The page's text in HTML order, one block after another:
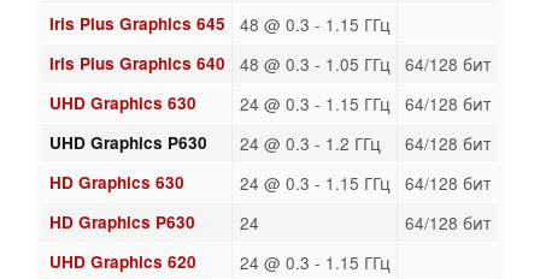
Iris Plus Graphics 645 48 @ 0.3 - 1.15 ГГц
Iris Plus Graphics 640 48 @ 0.3 - 1.05 ГГц 64/128 бит
UHD Graphics 630 24 @ 0.3 - 1.15 ГГц 64/128 бит
UHD Graphics P630 24 @ 0.3 - 1.2 ГГц 64/128 бит
HD Graphics 630 24 @ 0.3 - 1.15 ГГц 64/128 бит
HD Graphics P630 24 64/128 бит
UHD Graphics 620 24 @ 0.3 - 1.15 ГГц